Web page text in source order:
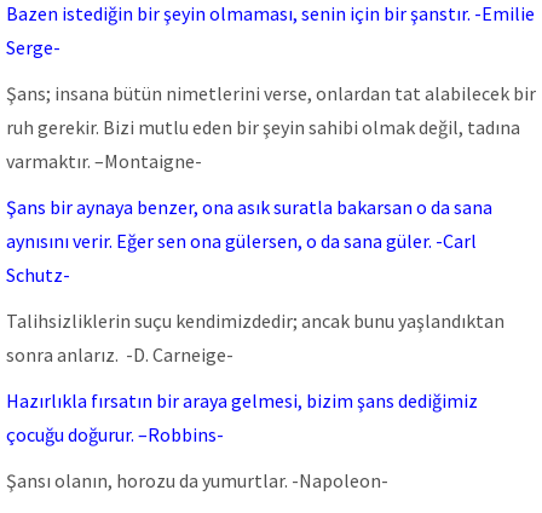
Bazen istediğin bir şeyin olmaması, senin için bir şanstır. -Emilie
Serge-
Şans; insana bütün nimetlerini verse, onlardan tat alabilecek bir
ruh gerekir. Bizi mutlu eden bir şeyin sahibi olmak değil, tadına
varmaktır. –Montaigne-
Şans bir aynaya benzer, ona asık suratla bakarsan o da sana
aynısını verir. Eğer sen ona gülersen, o da sana güler. -Carl
Schutz-
Talihsizliklerin suçu kendimizdedir; ancak bunu yaşlandıktan
sonra anlarız. -D. Carneige-
Hazırlıkla fırsatın bir araya gelmesi, bizim şans dediğimiz
çocuğu doğurur. –Robbins-
Şansı olanın, horozu da yumurtlar. -Napoleon-